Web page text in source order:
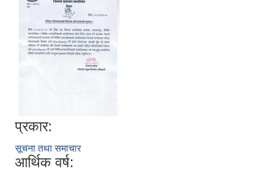
प्रकार:
सूचना तथा समाचार
आर्थिक वर्ष: